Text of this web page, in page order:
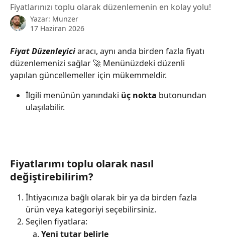
Fiyatlarınızı toplu olarak düzenlemenin en kolay yolu!
Yazar: Munzer
17 Haziran 2026
Fiyat Düzenleyici aracı, aynı anda birden fazla fiyatı
düzenlemenizi sağlar 🚀 Menünüzdeki düzenli
yapılan güncellemeller için mükemmeldir.
İlgili menünün yanındaki üç nokta butonundan
ulaşılabilir.
Fiyatlarımı toplu olarak nasıl
değiştirebilirim?
İhtiyacınıza bağlı olarak bir ya da birden fazla
ürün veya kategoriyi seçebilirsiniz.
Seçilen fiyatlara:
Yeni tutar belirle